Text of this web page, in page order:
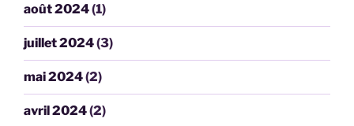
août 2024(1)
juillet 2024(3)
mai 2024(2)
avril 2024(2)